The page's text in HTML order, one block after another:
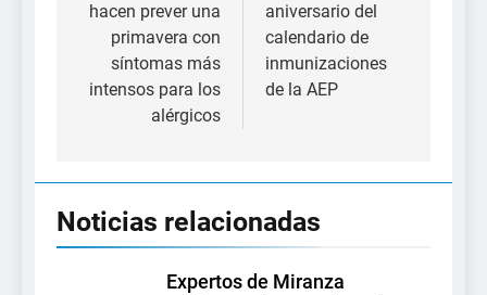
hacen prever una
primavera con
síntomas más
intensos para los
alérgicos
aniversario del
calendario de
inmunizaciones
de la AEP
Noticias relacionadas
Expertos de Miranza